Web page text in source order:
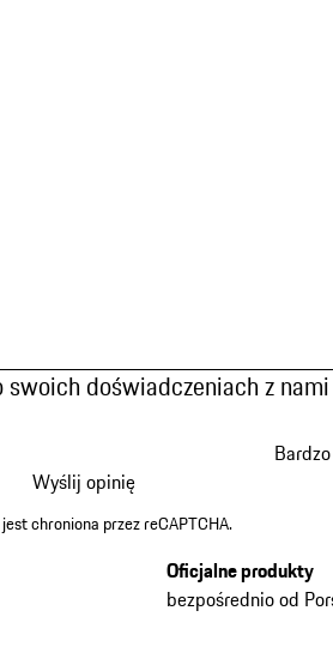
swoich doświadczeniach z nami
Wyślij opinię
chroniona przez reCAPTCHA.
Oficjalne produkty
bezpośrednio od